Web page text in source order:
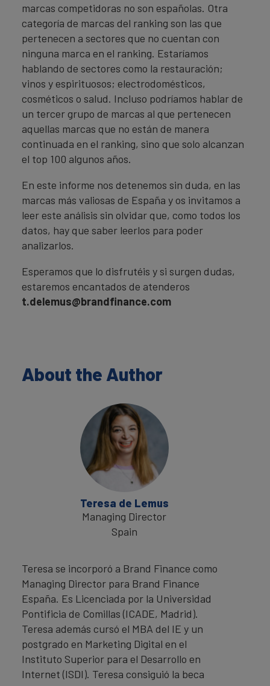
marcas competidoras no son españolas. Otra
categoría de marcas del ranking son las que
pertenecen a sectores que no cuentan con
ninguna marca en el ranking. Estaríamos
hablando de sectores como la restauración;
vinos y espirituosos; electrodomésticos,
cosméticos o salud. Incluso podríamos hablar de
un tercer grupo de marcas al que pertenecen
aquellas marcas que no están de manera
continuada en el ranking, sino que solo alcanzan
el top 100 algunos años.
En este informe nos detenemos sin duda, en las
marcas más valiosas de España y os invitamos a
leer este análisis sin olvidar que, como todos los
datos, hay que saber leerlos para poder
analizarlos.
Esperamos que lo disfrutéis y si surgen dudas,
estaremos encantados de atenderos
t.delemus@brandfinance.com
About the Author
Teresa de Lemus
Managing Director
Spain
Teresa se incorporó a Brand Finance como
Managing Director para Brand Finance
España. Es Licenciada por la Universidad
Pontificia de Comillas (ICADE, Madrid).
Teresa además cursó el MBA del IE y un
postgrado en Marketing Digital en el
Instituto Superior para el Desarrollo en
Internet (ISDI). Teresa consiguió la beca